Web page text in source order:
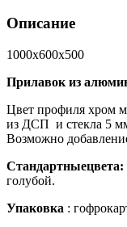
Описание
1000х600х500
Прилавок из
Цвет профиля хром
из ДСП и стекла 5
Возможно
Стандартныецвета:
голубой.
Упаковка :